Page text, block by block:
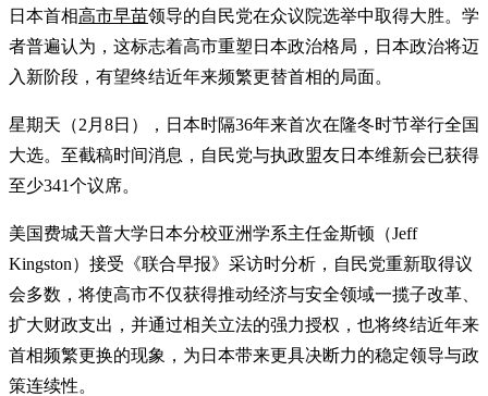
日本首相高市早苗领导的自民党在众议院选举中取得大胜。学
者普遍认为，这标志着高市重塑日本政治格局，日本政治将迈
入新阶段，有望终结近年来频繁更替首相的局面。
星期天（2月8日），日本时隔36年来首次在隆冬时节举行全国
大选。至截稿时间消息，自民党与执政盟友日本维新会已获得
至少341个议席。
美国费城天普大学日本分校亚洲学系主任金斯顿（Jeff
Kingston）接受《联合早报》采访时分析，自民党重新取得议
会多数，将使高市不仅获得推动经济与安全领域一揽子改革、
扩大财政支出，并通过相关立法的强力授权，也将终结近年来
首相频繁更换的现象，为日本带来更具决断力的稳定领导与政
策连续性。